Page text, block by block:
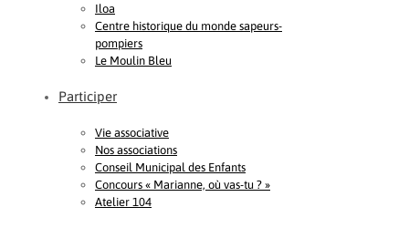
Iloa
Centre historique du monde sapeurs-
pompiers
Le Moulin Bleu
Participer
Vie associative
Nos associations
Conseil Municipal des Enfants
Concours « Marianne, où vas-tu ? »
Atelier 104